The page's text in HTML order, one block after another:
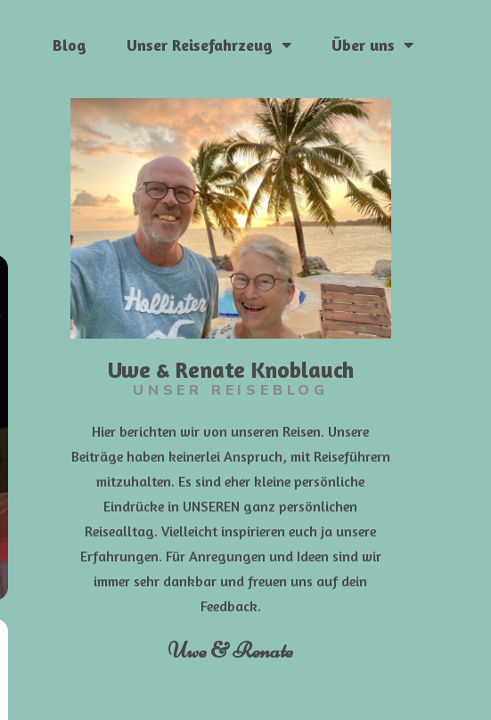
Blog Unser Reisefahrzeug Über uns
Uwe & Renate Knoblauch
UNSER REISEBLOG
Hier berichten wir von unseren Reisen. Unsere
Beiträge haben keinerlei Anspruch, mit Reiseführern
mitzuhalten. Es sind eher kleine persönliche
Eindrücke in UNSEREN ganz persönlichen
Reisealltag. Vielleicht inspirieren euch ja unsere
Erfahrungen. Für Anregungen und Ideen sind wir
immer sehr dankbar und freuen uns auf dein
Feedback.
Uwe & Renate